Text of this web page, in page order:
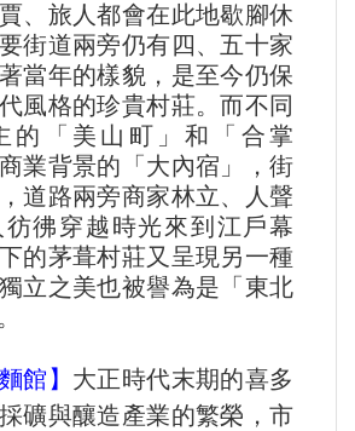
、旅人都會在此地歇腳休
街道兩旁仍有四、五十家
當年的樣貌，是至今仍保
風格的珍貴村莊。而不同
的「美山町」和「合掌
業背景的「大內宿」，街
道路兩旁商家林立、人聲
彿穿越時光來到江戶幕
的茅葺村莊又呈現另一種
立之美也被譽為是「東北
館】 大正時代末期的喜多
礦與釀造產業的繁榮，市